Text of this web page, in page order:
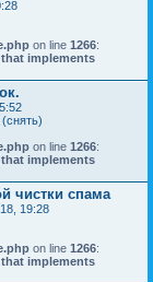
on line 1266:
implements
on line 1266:
implements
чистки спама
19:28
on line 1266:
implements